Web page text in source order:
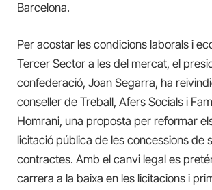
Barcelona.
Per acostar les condicions laborals i
Tercer Sector a les del mercat, el
confederació, Joan Segarra, ha
conseller de Treball, Afers Socials i
Homrani, una proposta per reformar
licitació pública de les concessions de
contractes. Amb el canvi legal es
carrera a la baixa en les licitacions i